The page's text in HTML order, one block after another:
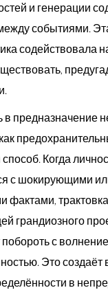
и генерации
событиями.
содействовала
в предназначение
Когда
с шокирующими
фактами, трактовка
грандиозного
побороть с
Это создаёт
в